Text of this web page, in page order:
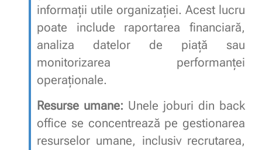
informații utile organizației. Acest lucru
poate include raportarea financiară,
analiza datelor de piață sau
monitorizarea performanței
operaționale.
Resurse umane: Unele joburi din back
office se concentrează pe gestionarea
resurselor umane, inclusiv recrutarea,